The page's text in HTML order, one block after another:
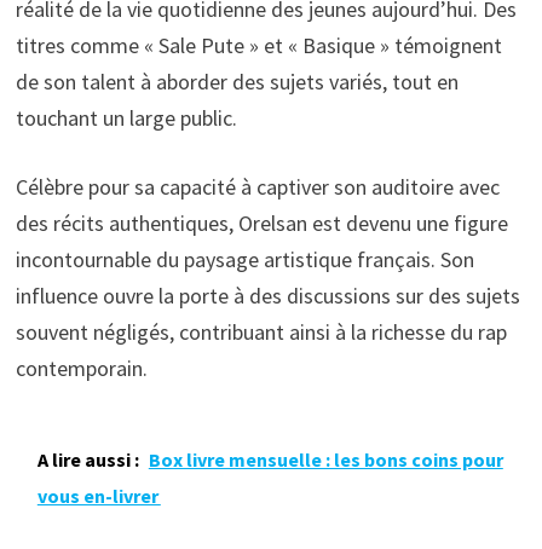
réalité de la vie quotidienne des jeunes aujourd’hui. Des
titres comme « Sale Pute » et « Basique » témoignent
de son talent à aborder des sujets variés, tout en
touchant un large public.
Célèbre pour sa capacité à captiver son auditoire avec
des récits authentiques, Orelsan est devenu une figure
incontournable du paysage artistique français. Son
influence ouvre la porte à des discussions sur des sujets
souvent négligés, contribuant ainsi à la richesse du rap
contemporain.
A lire aussi : Box livre mensuelle : les bons coins pour
vous en-livrer